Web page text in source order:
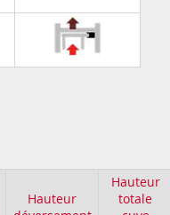
Hauteur
Hauteur
totale